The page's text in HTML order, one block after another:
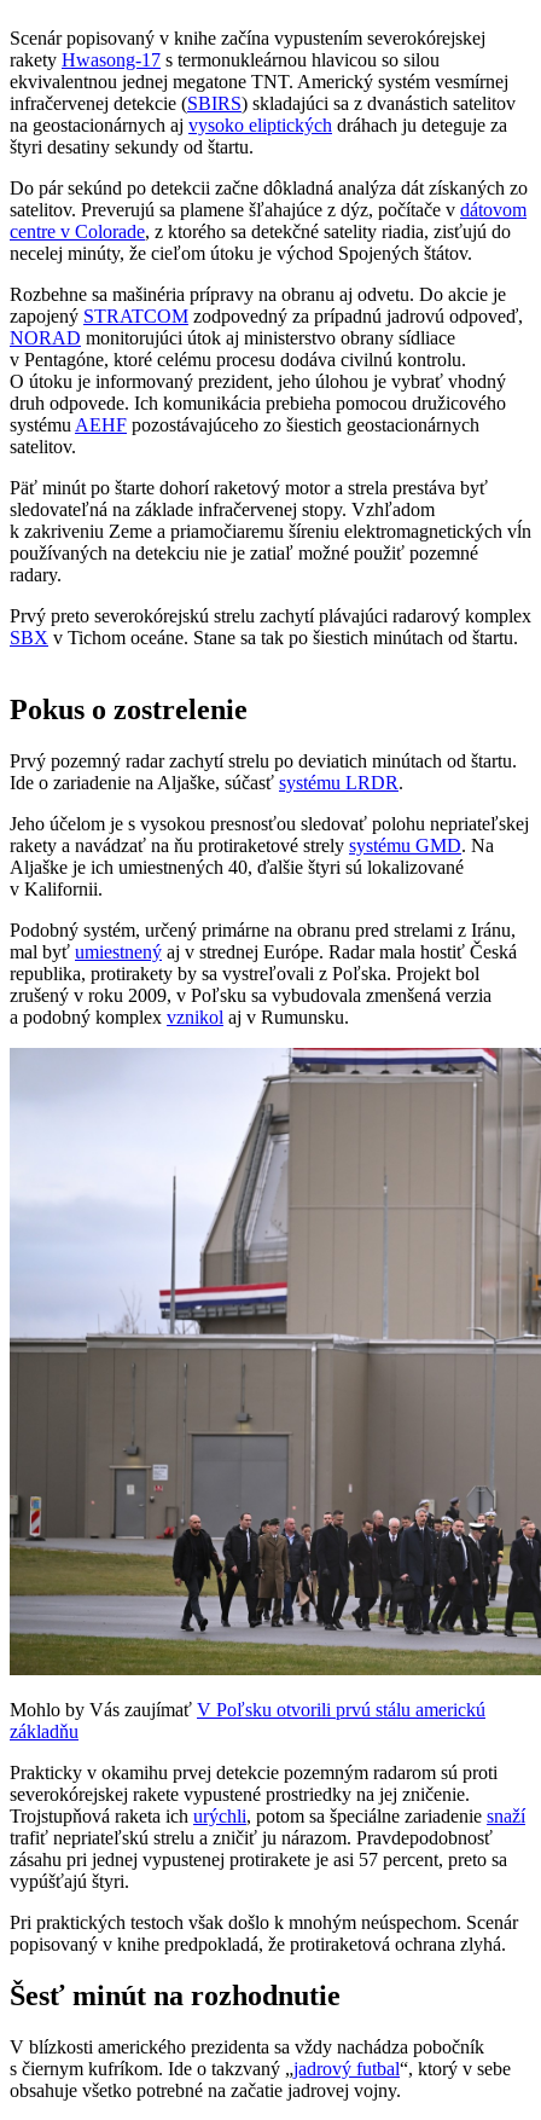
Scenár popisovaný v knihe začína vypustením severokórejskej
rakety Hwasong-17 s termonukleárnou hlavicou so silou
ekvivalentnou jednej megatone TNT. Americký systém vesmírnej
infračervenej detekcie (SBIRS) skladajúci sa z dvanástich satelitov
na geostacionárnych aj vysoko eliptických dráhach ju deteguje za
štyri desatiny sekundy od štartu.
Do pár sekúnd po detekcii začne dôkladná analýza dát získaných zo
satelitov. Preverujú sa plamene šľahajúce z dýz, počítače v dátovom
centre v Colorade, z ktorého sa detekčné satelity riadia, zisťujú do
necelej minúty, že cieľom útoku je východ Spojených štátov.
Rozbehne sa mašinéria prípravy na obranu aj odvetu. Do akcie je
zapojený STRATCOM zodpovedný za prípadnú jadrovú odpoveď,
NORAD monitorujúci útok aj ministerstvo obrany sídliace
v Pentagóne, ktoré celému procesu dodáva civilnú kontrolu.
O útoku je informovaný prezident, jeho úlohou je vybrať vhodný
druh odpovede. Ich komunikácia prebieha pomocou družicového
systému AEHF pozostávajúceho zo šiestich geostacionárnych
satelitov.
Päť minút po štarte dohorí raketový motor a strela prestáva byť
sledovateľná na základe infračervenej stopy. Vzhľadom
k zakriveniu Zeme a priamočiaremu šíreniu elektromagnetických vĺn
používaných na detekciu nie je zatiaľ možné použiť pozemné
radary.
Prvý preto severokórejskú strelu zachytí plávajúci radarový komplex
SBX v Tichom oceáne. Stane sa tak po šiestich minútach od štartu.
Pokus o zostrelenie
Prvý pozemný radar zachytí strelu po deviatich minútach od štartu.
Ide o zariadenie na Aljaške, súčasť systému LRDR.
Jeho účelom je s vysokou presnosťou sledovať polohu nepriateľskej
rakety a navádzať na ňu protiraketové strely systému GMD. Na
Aljaške je ich umiestnených 40, ďalšie štyri sú lokalizované
v Kalifornii.
Podobný systém, určený primárne na obranu pred strelami z Iránu,
mal byť umiestnený aj v strednej Európe. Radar mala hostiť Česká
republika, protirakety by sa vystreľovali z Poľska. Projekt bol
zrušený v roku 2009, v Poľsku sa vybudovala zmenšená verzia
a podobný komplex vznikol aj v Rumunsku.
Mohlo by Vás zaujímať V Poľsku otvorili prvú stálu americkú
základňu
Prakticky v okamihu prvej detekcie pozemným radarom sú proti
severokórejskej rakete vypustené prostriedky na jej zničenie.
Trojstupňová raketa ich urýchli, potom sa špeciálne zariadenie snaží
trafiť nepriateľskú strelu a zničiť ju nárazom. Pravdepodobnosť
zásahu pri jednej vypustenej protirakete je asi 57 percent, preto sa
vypúšťajú štyri.
Pri praktických testoch však došlo k mnohým neúspechom. Scenár
popisovaný v knihe predpokladá, že protiraketová ochrana zlyhá.
Šesť minút na rozhodnutie
V blízkosti amerického prezidenta sa vždy nachádza pobočník
s čiernym kufríkom. Ide o takzvaný „jadrový futbal“, ktorý v sebe
obsahuje všetko potrebné na začatie jadrovej vojny.